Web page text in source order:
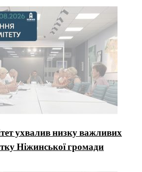
ухвалив низку важливих
Ніжинської громади